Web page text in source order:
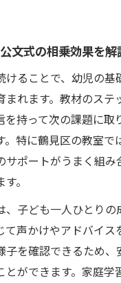
文式の相乗効果を解
けることで、幼児の基
まれます。教材のステ
を持って次の課題に取
。特に鶴見区の教室で
サポートがうまく組み
。
、子ども一人ひとりの
て声かけやアドバイス
子を確認できるため、
とができます。家庭学